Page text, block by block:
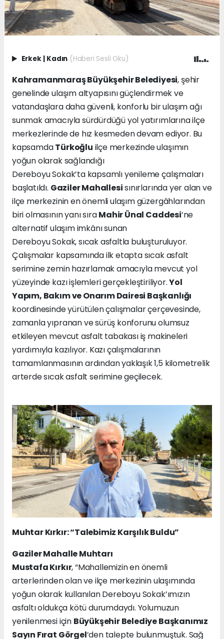
Erkek | Kadın (Haberi Sesli Oku)
Kahramanmaraş Büyükşehir Belediyesi, şehir
genelinde ulaşım altyapısını güçlendirmek ve
vatandaşlara daha güvenli, konforlu bir ulaşım ağı
sunmak amacıyla sürdürdüğü yol yatırımlarına ilçe
merkezlerinde de hız kesmeden devam ediyor. Bu
kapsamdaTürkoğlu ilçe merkezinde ulaşımın
yoğun olarak sağlandığı
Dereboyu Sokak’ta kapsamlı yenileme çalışmaları
başlatıldı. Gaziler Mahallesisınırlarında yer alan ve
ilçe merkezinin en önemli ulaşım güzergâhlarından
biri olmasının yanı sıraMahir Ünal Caddesi’ne
alternatif ulaşım imkânı sunan
Dereboyu Sokak, sıcak asfaltla buluşturuluyor.
Çalışmalar kapsamında ilk etapta sıcak asfalt
serimine zemin hazırlamak amacıyla mevcut yol
yüzeyinde kazı işlemleri gerçekleştiriliyor.Yol
Yapım, Bakım ve Onarım Dairesi Başkanlığı
koordinesinde yürütülen çalışmalar çerçevesinde,
zamanla yıpranan ve sürüş konforunu olumsuz
etkileyen mevcut asfalt tabakası iş makineleri
yardımıyla kazılıyor. Kazı çalışmalarının
tamamlanmasının ardından yaklaşık 1,5 kilometrelik
arterde sıcak asfalt serimine geçilecek.
MuhtarKırkır:“Talebimiz Karşılık Buldu”
Gaziler Mahalle Muhtarı
Mustafa Kırkır, “Mahallemizin en önemli
arterlerinden olan ve ilçe merkezinin ulaşımında
yoğun olarak kullanılan Dereboyu Sokak’ımızın
asfaltı oldukça kötü durumdaydı. Yolumuzun
yenilenmesi için Büyükşehir Belediye Başkanımız
Sayın Fırat Görgel’den talepte bulunmuştuk. Sağ